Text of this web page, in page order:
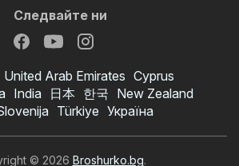
Следвайте ни
United Arab Emirates Cyprus
India 日本 한국 New Zealand
Türkiye Україна
© 2026 Broshurko.bg.